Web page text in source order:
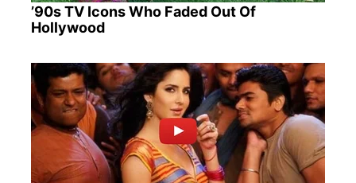
’90s TV Icons Who Faded Out Of
Hollywood